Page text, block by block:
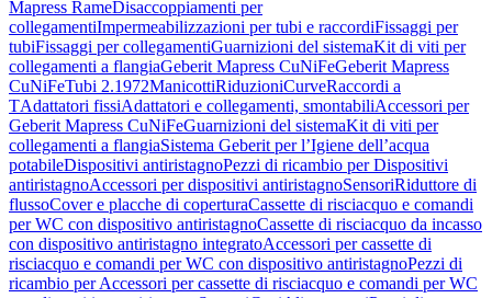
Mapress RameDisaccoppiamenti per
collegamentiImpermeabilizzazioni per tubi e raccordiFissaggi per
tubiFissaggi per collegamentiGuarnizioni del sistemaKit di viti per
collegamenti a flangiaGeberit Mapress CuNiFeGeberit Mapress
CuNiFeTubi 2.1972ManicottiRiduzioniCurveRaccordi a
TAdattatori fissiAdattatori e collegamenti, smontabiliAccessori per
Geberit Mapress CuNiFeGuarnizioni del sistemaKit di viti per
collegamenti a flangiaSistema Geberit per l’Igiene dell’acqua
potabileDispositivi antiristagnoPezzi di ricambio per Dispositivi
antiristagnoAccessori per dispositivi antiristagnoSensoriRiduttore di
flussoCover e placche di coperturaCassette di risciacquo e comandi
per WC con dispositivo antiristagnoCassette di risciacquo da incasso
con dispositivo antiristagno integratoAccessori per cassette di
risciacquo e comandi per WC con dispositivo antiristagnoPezzi di
ricambio per Accessori per cassette di risciacquo e comandi per WC